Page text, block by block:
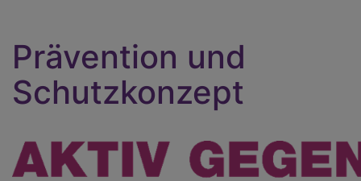
Prävention und
Schutzkonzept